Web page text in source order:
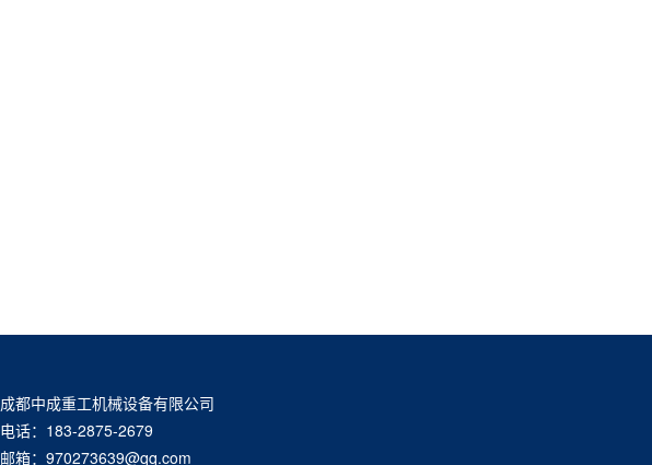
成都中成重工机械设备有限公司
电话：183-2875-2679
邮箱：970273639@qq.com